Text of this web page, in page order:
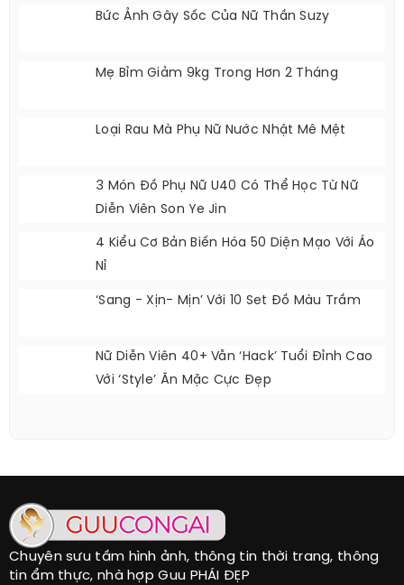
Bức Ảnh Gây Sốc Của Nữ Thần Suzy
Mẹ Bỉm Giảm 9kg Trong Hơn 2 Tháng
Loại Rau Mà Phụ Nữ Nước Nhật Mê Mệt
3 Món Đồ Phụ Nữ U40 Có Thể Học Từ Nữ
Diễn Viên Son Ye Jin
4 Kiểu Cơ Bản Biến Hóa 50 Diện Mạo Với Áo
Nỉ
‘Sang - Xịn- Mịn’ Với 10 Set Đồ Màu Trầm
Nữ Diễn Viên 40+ Vẫn ‘hack’ Tuổi Đỉnh Cao
Với ‘style’ Ăn Mặc Cực Đẹp
Chuyên sưu tầm hình ảnh, thông tin thời trang, thông
tin ẩm thực, nhà hợp Guu PHÁI ĐẸP